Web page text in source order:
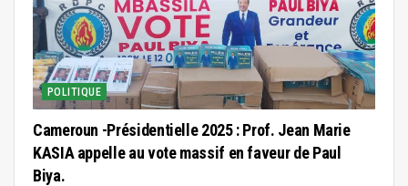
POLITIQUE
Cameroun -Présidentielle 2025 : Prof. Jean Marie
KASIA appelle au vote massif en faveur de Paul
Biya.